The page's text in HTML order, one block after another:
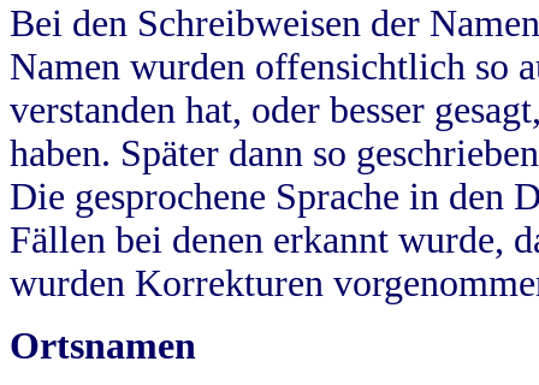
Bei den Schreibweisen der
Namen wurden offensichtlich so
verstanden hat, oder besser
haben. Später dann so
Die gesprochene Sprache in
Fällen bei denen erkannt wurde,
wurden Korrekturen
Ortsnamen